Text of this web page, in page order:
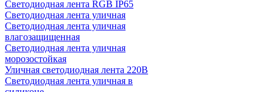
Светодиодная лента RGB IP65
Светодиодная лента уличная
Светодиодная лента уличная
влагозащищенная
Светодиодная лента уличная
морозостойкая
Уличная светодиодная лента 220В
Светодиодная лента уличная в